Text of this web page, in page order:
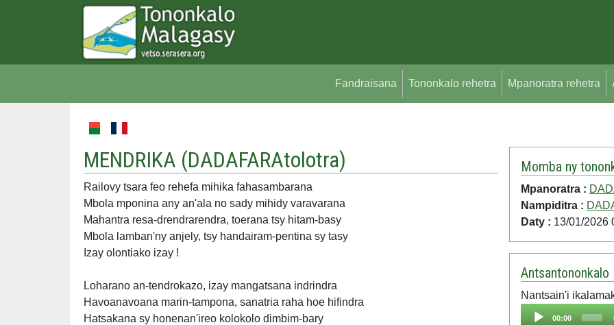
Fandraisana Tononkalo rehetra Mpanoratra rehetra
MENDRIKA (DADAFARAtolotra)
Railovy tsara feo rehefa mihika fahasambarana
Mbola mponina any an'ala no sady mihidy varavarana
Mahantra resa-drendrarendra, toerana tsy hitam-basy
Mbola lamban'ny anjely, tsy handairam-pentina sy tasy
Izay olontiako izay !
Loharano an-tendrokazo, izay mangatsana indrindra
Havoanavoana marin-tampona, sanatria raha hoe hifindra
Hatsakana sy honenan'ireo kolokolo dimbim-bary
Momba ny
Mpanoratra :
Nampiditra :
Daty : 13/01/2026
Antsantononkalo
Nantsain'i
Audio
00:00